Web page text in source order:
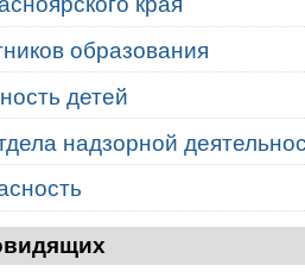
образования
детей
надзорной